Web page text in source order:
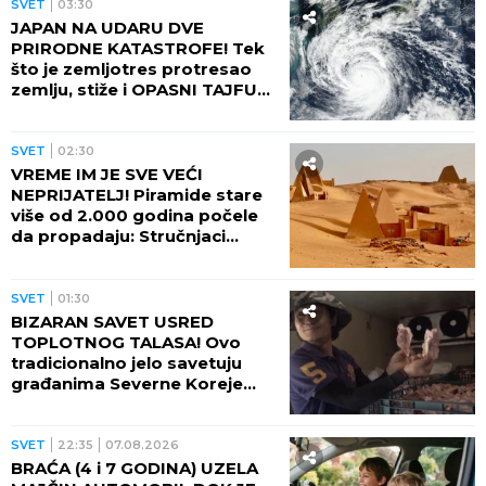
SVET 03:30
JAPAN NA UDARU DVE
PRIRODNE KATASTROFE! Tek
što je zemljotres protresao
zemlju, stiže i OPASNI TAJFUN:
SVET 02:30
VREME IM JE SVE VEĆI
NEPRIJATELJ! Piramide stare
više od 2.000 godina počele
da propadaju: Stručnjaci
SVET 01:30
BIZARAN SAVET USRED
TOPLOTNOG TALASA! Ovo
tradicionalno jelo savetuju
građanima Severne Koreje
SVET 22:35 07.08.2026
BRAĆA (4 i 7 GODINA) UZELA